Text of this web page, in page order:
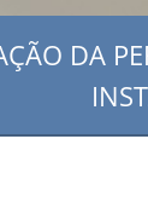
DA